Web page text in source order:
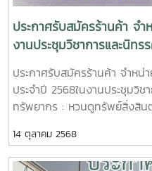
ประกาศรับสมัครร้านค้า จำ
งานประชุมวิชาการและนิท
หวนดูทรัพย์สิ่งสินตน อพ.ส
โครงการอนุรักษ์พันธุกรรม
สมเด็จพระเทพรัตนราชสุดา
วันที่ 4-10 พฤศจิกายน 2568
ประกาศรับสมัครร้านค้า จำหน่
ประจำปี 2568ในงานประชุมวิ
ทรัพยากร : หวนดูทรัพย์สิ่งสิ
พระเทพรัตนราชสุดาฯ สยามบ
พฤศจิกายน 2568รายละเอีย
14 ตุลาคม 2568